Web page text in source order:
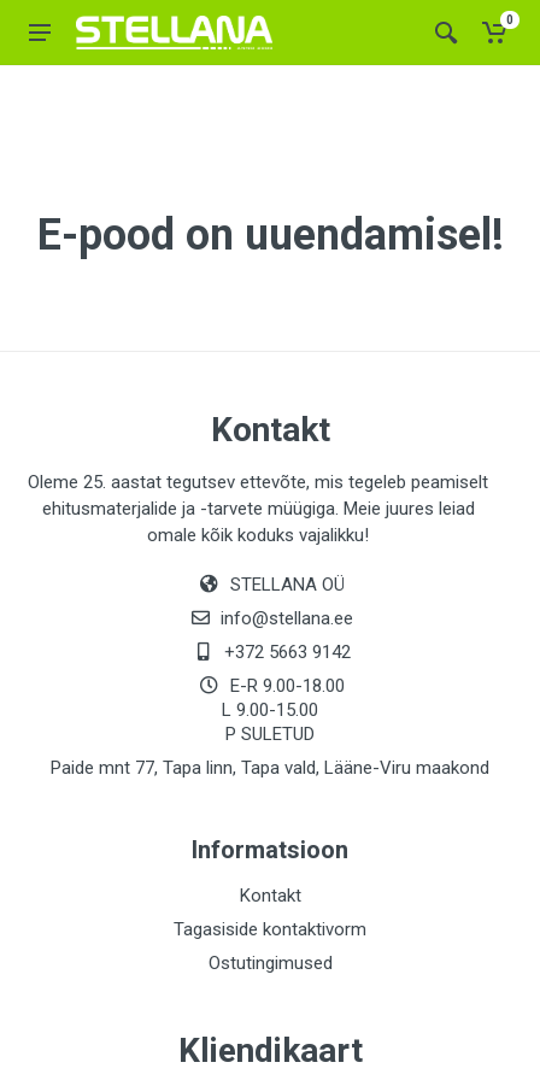
0
E-pood on uuendamisel!
Kontakt
Oleme 25. aastat tegutsev ettevõte, mis tegeleb peamiselt
ehitusmaterjalide ja -tarvete müügiga. Meie juures leiad
omale kõik koduks vajalikku!
STELLANA OÜ
info@stellana.ee
+372 5663 9142
E-R 9.00-18.00
L 9.00-15.00
P SULETUD
Paide mnt 77, Tapa linn, Tapa vald, Lääne-Viru maakond
Informatsioon
Kontakt
Tagasiside kontaktivorm
Ostutingimused
Kliendikaart